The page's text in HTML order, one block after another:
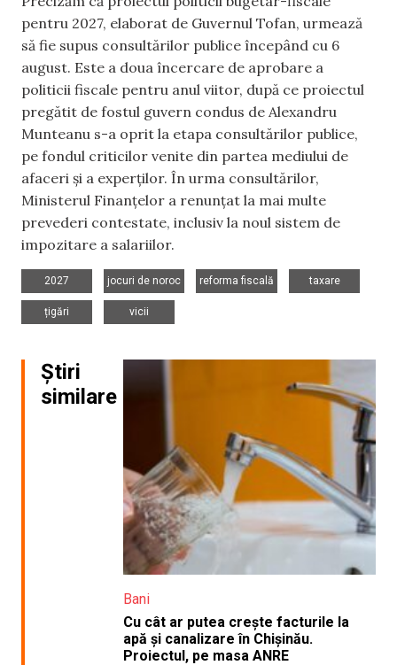
pentru 2027, elaborat de Guvernul Tofan, urmează
să fie supus consultărilor publice începând cu 6
august. Este a doua încercare de aprobare a
politicii fiscale pentru anul viitor, după ce proiectul
pregătit de fostul guvern condus de Alexandru
Munteanu s-a oprit la etapa consultărilor publice,
pe fondul criticilor venite din partea mediului de
afaceri și a experților. În urma consultărilor,
Ministerul Finanțelor a renunțat la mai multe
prevederi contestate, inclusiv la noul sistem de
impozitare a salariilor.
2027
jocuri de noroc
reforma fiscală
taxare
țigări
vicii
Știri
similare
Bani
Cu cât ar putea crește facturile la
apă și canalizare în Chișinău.
Proiectul, pe masa ANRE